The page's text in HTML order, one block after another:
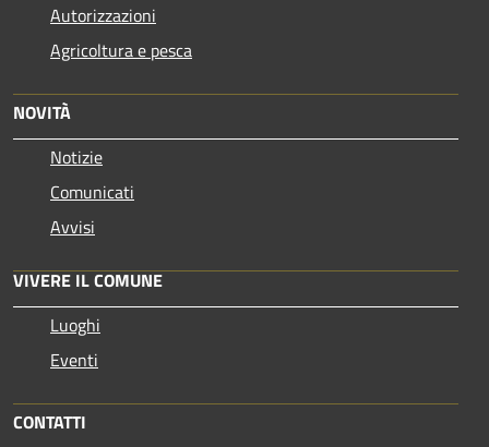
Autorizzazioni
Agricoltura e pesca
NOVITÀ
Notizie
Comunicati
Avvisi
VIVERE IL COMUNE
Luoghi
Eventi
CONTATTI